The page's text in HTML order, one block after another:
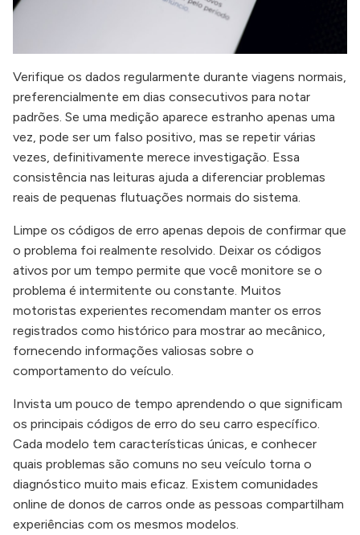
Verifique os dados regularmente durante viagens normais,
preferencialmente em dias consecutivos para notar
padrões. Se uma medição aparece estranho apenas uma
vez, pode ser um falso positivo, mas se repetir várias
vezes, definitivamente merece investigação. Essa
consistência nas leituras ajuda a diferenciar problemas
reais de pequenas flutuações normais do sistema.
Limpe os códigos de erro apenas depois de confirmar que
o problema foi realmente resolvido. Deixar os códigos
ativos por um tempo permite que você monitore se o
problema é intermitente ou constante. Muitos
motoristas experientes recomendam manter os erros
registrados como histórico para mostrar ao mecânico,
fornecendo informações valiosas sobre o
comportamento do veículo.
Invista um pouco de tempo aprendendo o que significam
os principais códigos de erro do seu carro específico.
Cada modelo tem características únicas, e conhecer
quais problemas são comuns no seu veículo torna o
diagnóstico muito mais eficaz. Existem comunidades
online de donos de carros onde as pessoas compartilham
experiências com os mesmos modelos.